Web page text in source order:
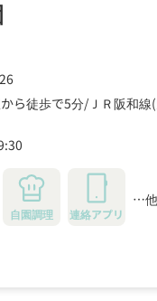
ら徒歩で5分 ＪＲ阪和
自園調理 連絡アプリ
…他